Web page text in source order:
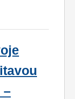
–